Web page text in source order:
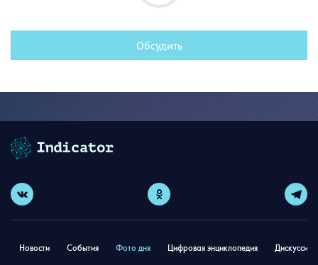
Обсудить
Новости События Фото дня Цифровая энциклопедия